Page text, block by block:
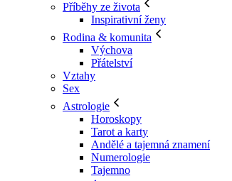
Příběhy ze života
Inspirativní ženy
Rodina & komunita
Výchova
Přátelství
Vztahy
Sex
Astrologie
Horoskopy
Tarot a karty
Andělé a tajemná znamení
Numerologie
Tajemno